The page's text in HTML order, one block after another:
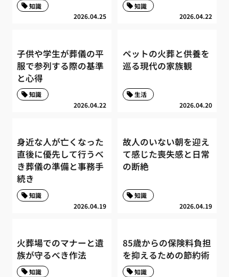
2026.04.25
知識
2026.04.22
知識
子供や学生が葬儀の平
服で参列する際の基準
と心得
2026.04.22
知識
ペットの火葬と供養を
巡る現代の家族観
2026.04.20
生活
身近な人が亡くなった
直後に優先して行うべ
き葬儀の準備と事務手
続き
2026.04.19
知識
故人のいない朝を迎え
て感じた喪失感と日常
の断絶
2026.04.19
知識
火葬場でのマナーと遺
族が守るべき作法
知識
85歳からの保険料負担
を抑えるための節約術
知識